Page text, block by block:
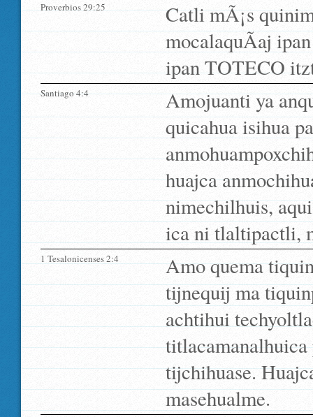
Proverbios 29:25
Catli mÃ¡s
mocalaquÃ­aj
ipan TOTECO
Santiago 4:4
Amojuanti ya
quicahua isihua
huajca
nimechilhuis,
ica ni tlaltipactli,
1 Tesalonicenses 2:4
Amo quema
tijnequij ma
achtihui
tijchihuase.
masehualme.